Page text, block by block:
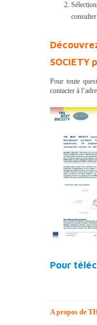
SOCIETY
Pour toute
contacter à
Pour
A propos de